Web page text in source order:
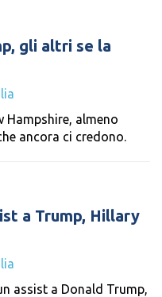
gli altri se la
Hampshire, almeno
ancora ci credono.
a Trump, Hillary
assist a Donald Trump,